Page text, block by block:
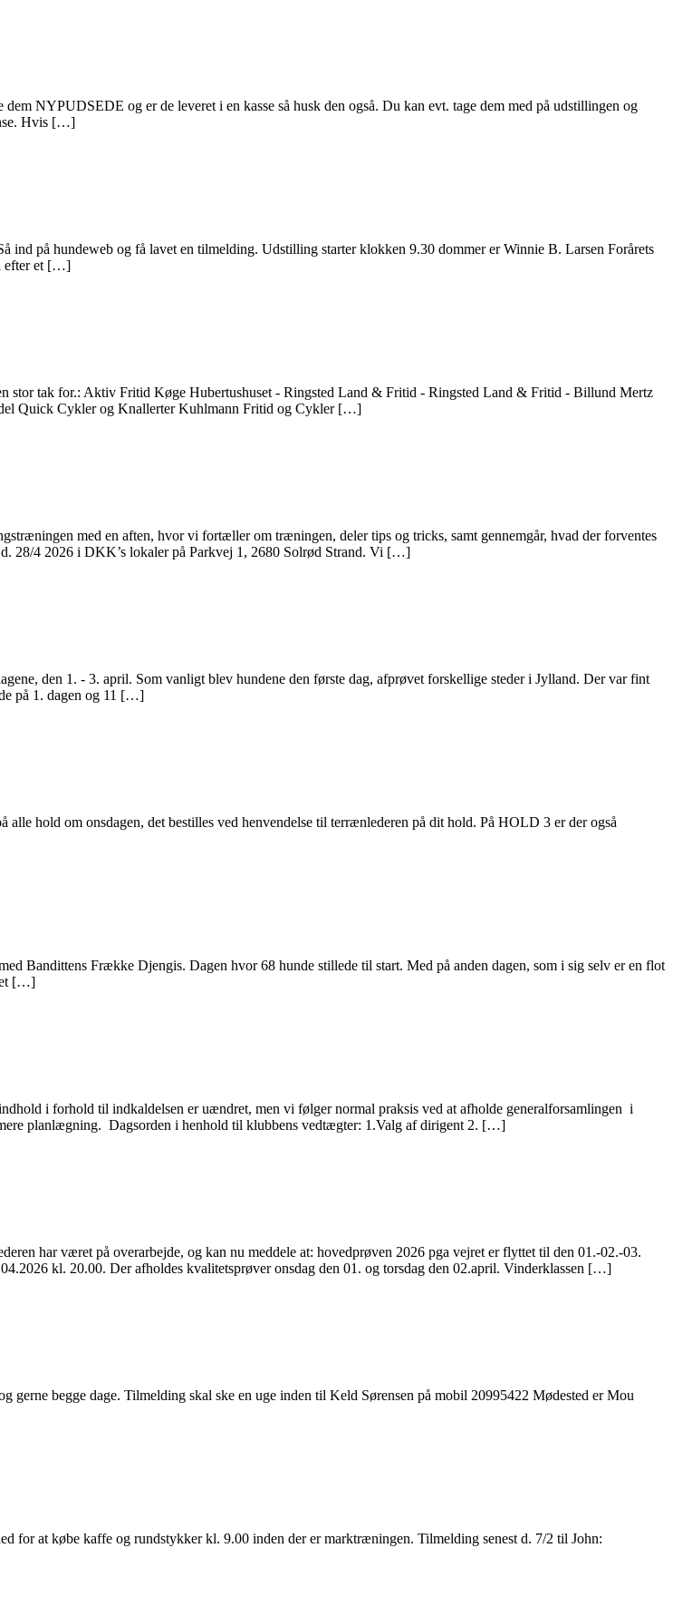
NYPUDSEDE og er de leveret i en kasse så husk den også. Du kan evt. tage dem med på udstillingen og
Hvis […]
på hundeweb og få lavet en tilmelding. Udstilling starter klokken 9.30 dommer er Winnie B. Larsen Forårets
efter et […]
stor tak for.: Aktiv Fritid Køge Hubertushuset - Ringsted Land & Fritid - Ringsted Land & Fritid - Billund Mertz
Quick Cykler og Knallerter Kuhlmann Fritid og Cykler […]
med en aften, hvor vi fortæller om træningen, deler tips og tricks, samt gennemgår, hvad der forventes
28/4 2026 i DKK’s lokaler på Parkvej 1, 2680 Solrød Strand. Vi […]
den 1. - 3. april. Som vanligt blev hundene den første dag, afprøvet forskellige steder i Jylland. Der var fint
på 1. dagen og 11 […]
hold om onsdagen, det bestilles ved henvendelse til terrænlederen på dit hold. På HOLD 3 er der også
Bandittens Frække Djengis. Dagen hvor 68 hunde stillede til start. Med på anden dagen, som i sig selv er en flot
et […]
i forhold til indkaldelsen er uændret, men vi følger normal praksis ved at afholde generalforsamlingen i
planlægning. Dagsorden i henhold til klubbens vedtægter: 1.Valg af dirigent 2. […]
har været på overarbejde, og kan nu meddele at: hovedprøven 2026 pga vejret er flyttet til den 01.-02.-03.
kl. 20.00. Der afholdes kvalitetsprøver onsdag den 01. og torsdag den 02.april. Vinderklassen […]
begge dage. Tilmelding skal ske en uge inden til Keld Sørensen på mobil 20995422 Mødested er Mou
for at købe kaffe og rundstykker kl. 9.00 inden der er marktræningen. Tilmelding senest d. 7/2 til John: